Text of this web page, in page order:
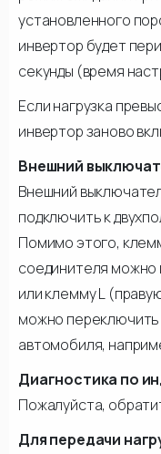
установленного
инвертор будет
секунды (время
Если нагрузка
инвертор заново
Внешний
Внешний
подключить к
Помимо этого,
соединителя
или клемму L
можно переключить
автомобиля,
Диагностика по
Пожалуйста,
Для передачи